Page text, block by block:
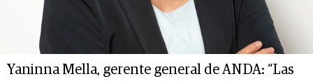
Yaninna Mella, gerente general de ANDA: “Las